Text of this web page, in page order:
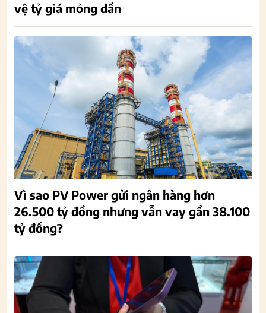
vệ tỷ giá mỏng dần
Vì sao PV Power gửi ngân hàng hơn
26.500 tỷ đồng nhưng vẫn vay gần 38.100
tỷ đồng?